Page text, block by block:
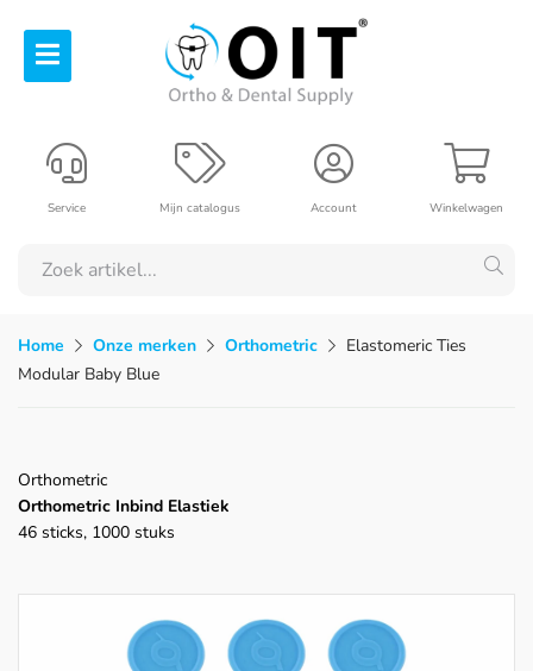
Winkelwagen
Account
Mijn catalogus
Service
Home Onze merken Orthometric
Elastomeric Ties
Modular Baby Blue
Orthometric
Orthometric Inbind Elastiek
46 sticks, 1000 stuks